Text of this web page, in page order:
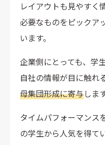
レイアウトも見やすく
必要なものをピックア
います。
企業側にとっても、学
自社の情報が目に触れ
母集団形成に寄与しま
タイムパフォーマンス
の学生から人気を得て